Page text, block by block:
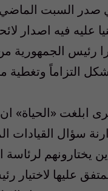
صدر السبت
عليه فيه اصدار
رئيس الجمهورية
التزاماً وتغطية
ابلغت «الحياة»
سؤال القيادات
يختارونهم لرئاسة
عليها لاختيار